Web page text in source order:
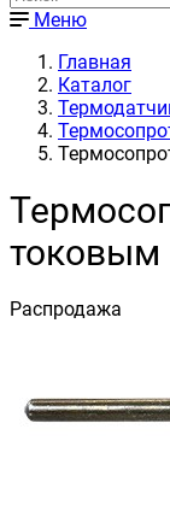
Меню
Главная
Каталог
токовым
Распродажа